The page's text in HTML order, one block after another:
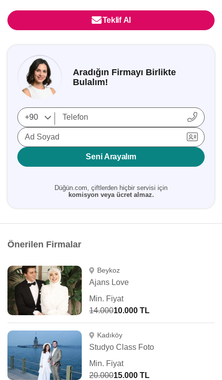
Teklif Al
Aradığın Firmayı Birlikte
Bulalım!
Ad Soyad
Seni Arayalım
Düğün.com, çiftlerden hiçbir servisi için
komisyon veya ücret almaz.
Önerilen Firmalar
Beykoz
Ajans Love
Min. Fiyat
14.00010.000 TL
Kadıköy
Studyo Class Foto
Min. Fiyat
20.00015.000 TL